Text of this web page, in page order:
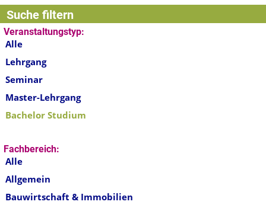
Suche filtern
Veranstaltungstyp:
Alle
Lehrgang
Seminar
Master-Lehrgang
Bachelor Studium
Fachbereich:
Alle
Allgemein
Bauwirtschaft & Immobilien